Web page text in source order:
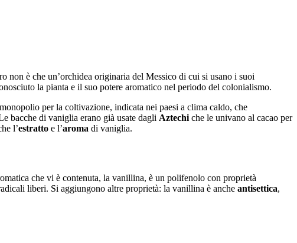
non è che un’orchidea originaria del Messico di cui si usano i suoi
la pianta e il suo potere aromatico nel periodo del colonialismo.
per la coltivazione, indicata nei paesi a clima caldo, che
bacche di vaniglia erano già usate dagli Aztechi che le univano al cacao per
l’estratto e l’aroma di vaniglia.
che vi è contenuta, la vanillina, è un polifenolo con proprietà
liberi. Si aggiungono altre proprietà: la vanillina è anche antisettica,